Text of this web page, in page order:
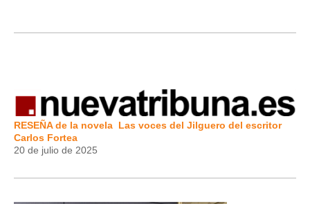
RESEÑA de la novela Las voces del Jilguero del escritor
Carlos Fortea
20 de julio de 2025